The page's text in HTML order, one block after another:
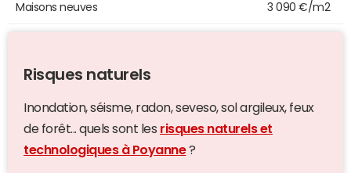
Maisons neuves 3 090 €/m2
Risques naturels
Inondation, séisme, radon, seveso, sol argileux, feux
de forêt... quels sont les risques naturels et
technologiques à Poyanne?